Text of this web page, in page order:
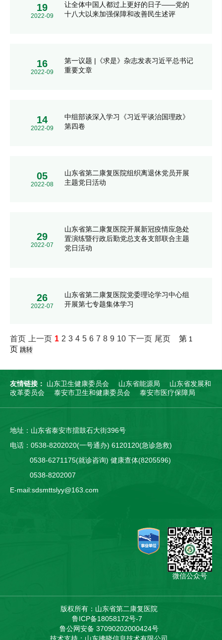
19
2022-09
让全体中国人都过上更好的日子——党的
十八大以来加强保障和改善民生述评
16
2022-09
第一议题 |《求是》杂志发表习近平总书记
重要文章
14
2022-09
中组部谈深入学习《习近平谈治国理政》
第四卷
05
2022-08
山东省第二康复医院组织离退休党员开展
主题党日活动
29
2022-07
山东省第二康复医院开展新冠疫情应急处
置演练暨行政后勤党总支各支部联合主题
党日活动
26
2022-07
山东省第二康复医院党委理论学习中心组
开展第七专题集体学习
首页 上一页 1 2 3 4 5 6 7 8 9 10 下一页 尾页
第
页
友情链接： 山东卫生健康委员会 山东省能源局
山东省发展和
改革委员会
泰安市卫生和健康委员会 泰安市医疗保障局
地址：山东省泰安市擂鼓石大街396号
电话：0538-8202020(一号通办) 6120120(急诊急救)
0538-6271175(就诊咨询) 健康查体(8205596)
0538-8202007
E-mail:sdsmttslyy@163.com
微信公众号
版权所有：山东省第二康复医院
鲁ICP备18058172号-7
鲁公网安备 37090202000424号